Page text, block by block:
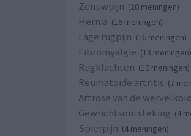
Zenuwpijn (20 meningen)
Hernia (16 meningen)
Lage rugpijn (16 meningen)
Fibromyalgie (13 meningen)
Rugklachten (10 meningen)
Reumatoïde artritis (7
Artrose van de
Gewrichtsontsteking (4
Spierpijn (4 meningen)